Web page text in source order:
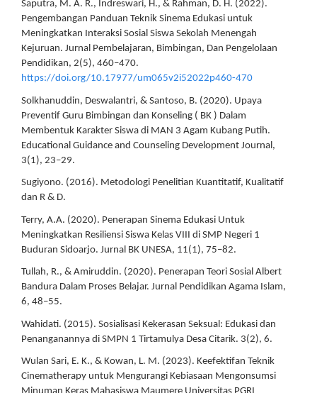
Saputra, M. A. R., Indreswari, H., & Rahman, D. H. (2022).
Pengembangan Panduan Teknik Sinema Edukasi untuk
Meningkatkan Interaksi Sosial Siswa Sekolah Menengah
Kejuruan. Jurnal Pembelajaran, Bimbingan, Dan Pengelolaan
Pendidikan, 2(5), 460–470.
https://doi.org/10.17977/um065v2i52022p460-470
Solkhanuddin, Deswalantri, & Santoso, B. (2020). Upaya
Preventif Guru Bimbingan dan Konseling ( BK ) Dalam
Membentuk Karakter Siswa di MAN 3 Agam Kubang Putih.
Educational Guidance and Counseling Development Journal,
3(1), 23–29.
Sugiyono. (2016). Metodologi Penelitian Kuantitatif, Kualitatif
dan R & D.
Terry, A.A. (2020). Penerapan Sinema Edukasi Untuk
Meningkatkan Resiliensi Siswa Kelas VIII di SMP Negeri 1
Buduran Sidoarjo. Jurnal BK UNESA, 11(1), 75–82.
Tullah, R., & Amiruddin. (2020). Penerapan Teori Sosial Albert
Bandura Dalam Proses Belajar. Jurnal Pendidikan Agama Islam,
6, 48–55.
Wahidati. (2015). Sosialisasi Kekerasan Seksual: Edukasi dan
Penanganannya di SMPN 1 Tirtamulya Desa Citarik. 3(2), 6.
Wulan Sari, E. K., & Kowan, L. M. (2023). Keefektifan Teknik
Cinematherapy untuk Mengurangi Kebiasaan Mengonsumsi